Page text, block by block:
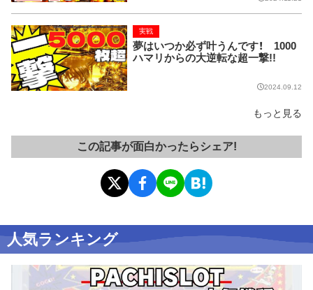
夢はいつか必ず叶うんです！ 1000
ハマリからの大逆転な超一撃!!
実戦
2024.09.12
もっと見る
この記事が面白かったらシェア!
人気ランキング